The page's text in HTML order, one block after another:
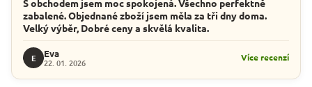
zabalené. Objednané zboží jsem měla za tři dny doma.
Velký výběr, Dobré ceny a skvělá kvalita.
E
Eva
22. 01. 2026
Více recenzí